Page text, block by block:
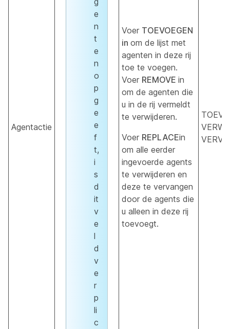
Agentactie
e
n
t
e
n
o
p
g
e
e
f
t,
i
s
d
it
v
e
l
d
v
e
r
p
li
c
Voer TOEVOEGEN
in om de lijst met
agenten in deze rij
toe te voegen.
Voer REMOVE in
om de agenten die
u in de rij vermeldt
te verwijderen.
Voer REPLACEin
om alle eerder
ingevoerde agents
te verwijderen en
deze te vervangen
door de agents die
u alleen in deze rij
toevoegt.